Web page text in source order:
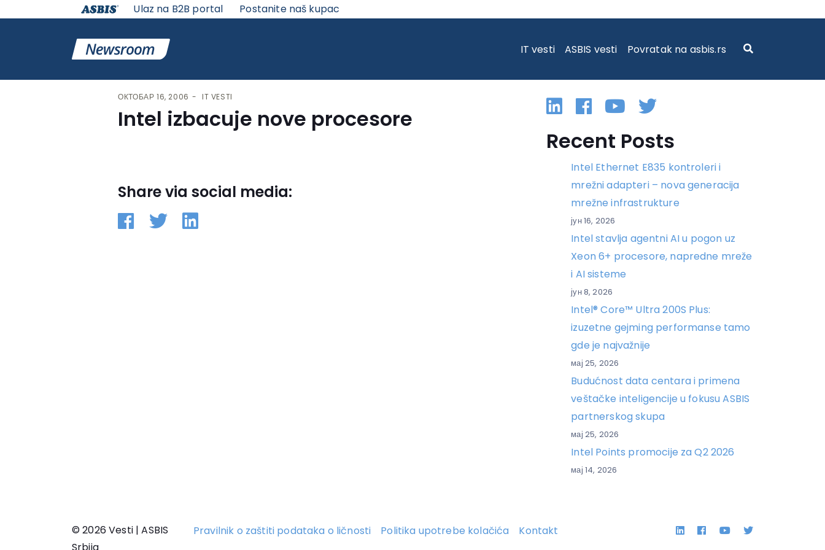
Ulaz na B2B portal Postanite naš kupac
IT vesti ASBIS vesti Povratak na asbis.rs
ОКТОБАР 16, 2006 IT VESTI
Intel izbacuje nove procesore
Share via social media:
Linkedin
Facebook
YouTube
Twitter
Recent Posts
Intel Ethernet E835 kontroleri i
mrežni adapteri – nova generacija
mrežne infrastrukture
јун 16, 2026
Intel stavlja agentni AI u pogon uz
Xeon 6+ procesore, napredne mreže
i AI sisteme
јун 8, 2026
Intel® Core™ Ultra 200S Plus:
izuzetne gejming performanse tamo
gde je najvažnije
мај 25, 2026
Budućnost data centara i primena
veštačke inteligencije u fokusu ASBIS
partnerskog skupa
мај 25, 2026
Intel Points promocije za Q2 2026
мај 14, 2026
© 2026 Vesti | ASBIS
Pravilnik o zaštiti podataka o ličnosti Politika upotrebe kolačića Kontakt LinkedinFacebook
YouTubeTwitter